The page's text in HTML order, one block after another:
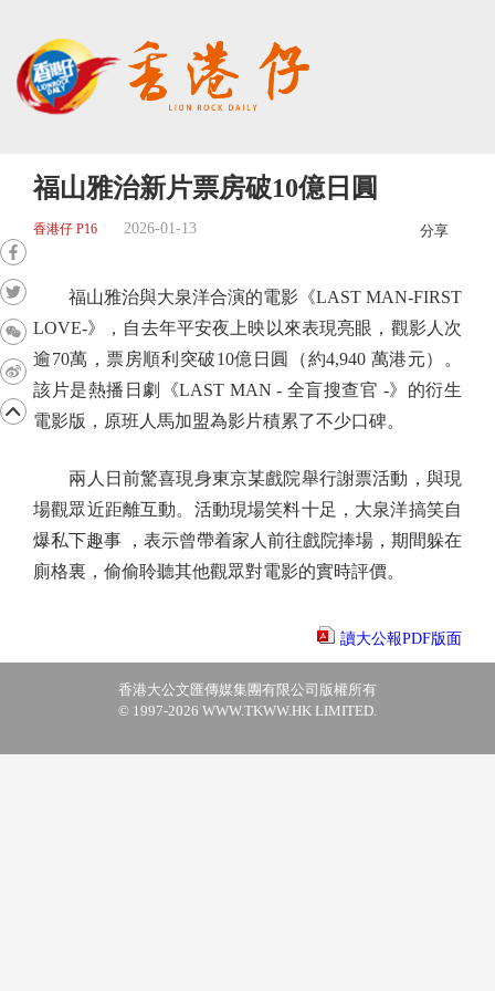
福山雅治新片票房破10億日圓
香港仔 P16 2026-01-13 分享
福山雅治與大泉洋合演的電影《LAST MAN-FIRST
LOVE-》，自去年平安夜上映以來表現亮眼，觀影人次
逾70萬，票房順利突破10億日圓（約4,940 萬港元）。
該片是熱播日劇《LAST MAN - 全盲搜查官 -》的衍生
電影版，原班人馬加盟為影片積累了不少口碑。
兩人日前驚喜現身東京某戲院舉行謝票活動，與現
場觀眾近距離互動。活動現場笑料十足，大泉洋搞笑自
爆私下趣事 ，表示曾帶着家人前往戲院捧場，期間躲在
廁格裏，偷偷聆聽其他觀眾對電影的實時評價。
讀大公報PDF版面
香港大公文匯傳媒集團有限公司版權所有
© 1997-2026 WWW.TKWW.HK LIMITED.